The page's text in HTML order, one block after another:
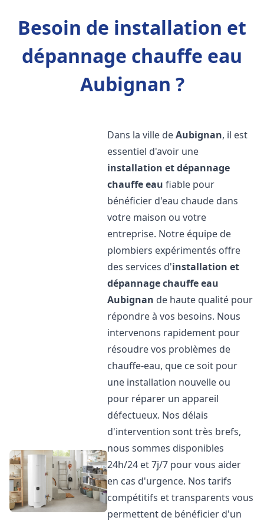
Besoin de installation et
dépannage chauffe eau
Aubignan ?
Dans la ville deAubignan, il est
essentiel d'avoir une
installation et dépannage
chauffe eau fiable pour
bénéficier d'eau chaude dans
votre maison ou votre
entreprise. Notre équipe de
plombiers expérimentés offre
des services d'installation et
dépannage chauffe eau
Aubignan de haute qualité pour
répondre à vos besoins. Nous
intervenons rapidement pour
résoudre vos problèmes de
chauffe-eau, que ce soit pour
une installation nouvelle ou
pour réparer un appareil
défectueux. Nos délais
d'intervention sont très brefs,
nous sommes disponibles
24h/24 et 7j/7 pour vous aider
en cas d'urgence. Nos tarifs
compétitifs et transparents vous
permettent de bénéficier d'un